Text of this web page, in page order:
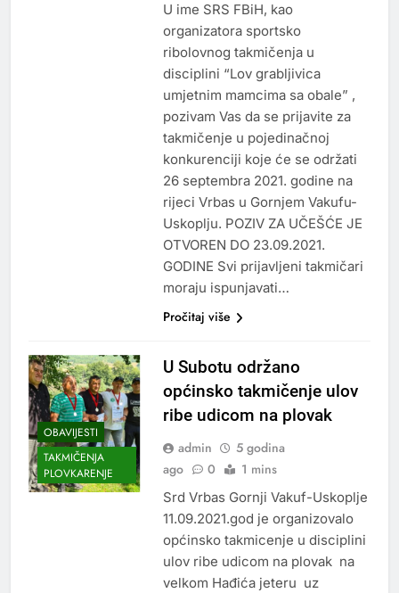
U ime SRS FBiH, kao
organizatora sportsko
ribolovnog takmičenja u
disciplini “Lov grabljivica
umjetnim mamcima sa obale” ,
pozivam Vas da se prijavite za
takmičenje u pojedinačnoj
konkurenciji koje će se održati
26 septembra 2021. godine na
rijeci Vrbas u Gornjem Vakufu-
Uskoplju. POZIV ZA UČEŠĆE JE
OTVOREN DO 23.09.2021.
GODINE Svi prijavljeni takmičari
moraju ispunjavati…
Pročitaj više
OBAVIJESTI
TAKMIČENJA
PLOVKARENJE
U Subotu održano
općinsko takmičenje ulov
ribe udicom na plovak
admin
5 godina
ago
0 1 mins
Srd Vrbas Gornji Vakuf-Uskoplje
11.09.2021.god je organizovalo
općinsko takmicenje u disciplini
ulov ribe udicom na plovak na
velkom Hađića jeteru uz